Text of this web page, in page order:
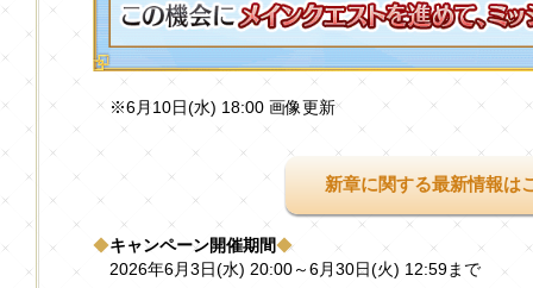
※6月10日(水) 18:00 画像更新
新章に関する最新情報は
◆キャンペーン開催期間◆
2026年6月3日(水) 20:00～6月30日(火) 12:59まで